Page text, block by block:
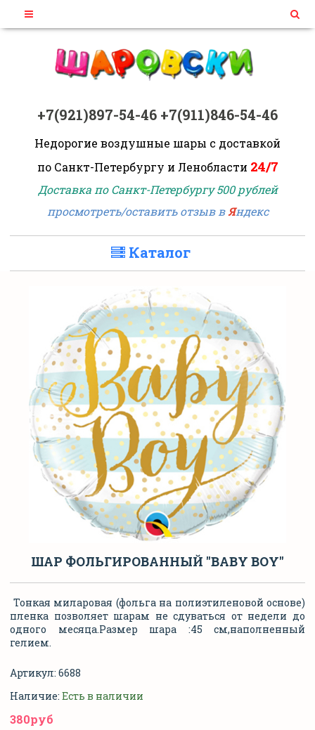
+7(921)897-54-46 +7(911)846-54-46
Недорогие воздушные шары с доставкой
по Санкт-Петербургу и Ленобласти 24/7
Доставка по Санкт-Петербургу 500 рублей
просмотреть/оставить отзыв вЯндекс
Каталог
ШАР ФОЛЬГИРОВАННЫЙ "BABY BOY"
Тонкая миларовая (фольга на полиэтиленовой основе)
пленка позволяет шарам не сдуваться от недели до
одного месяца.Размер шара :45 см,наполненный
гелием.
Артикул: 6688
Наличие: Есть в наличии
380руб